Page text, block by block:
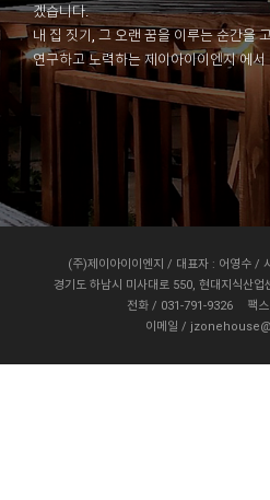
겠습니다.
내 집 짓기, 그 오랜 꿈을 이루는 순간을
연구하고 노력하는 제이아이이엔지 에서
(주)제이아이이엔지 / 대표자 : 어영수 /
경기도 하남시 미사대로 550, 현대지식산
전화 / 031-791-9326
팩
이메일 /